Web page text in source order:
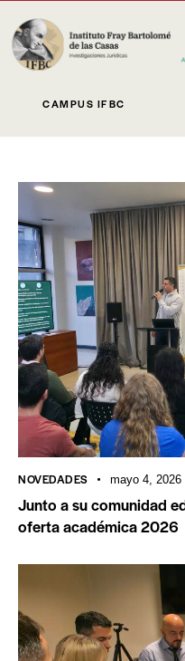
CAMPUS IFBC
NOVEDADES mayo 4, 2026
Junto a su comunidad
oferta académica 2026